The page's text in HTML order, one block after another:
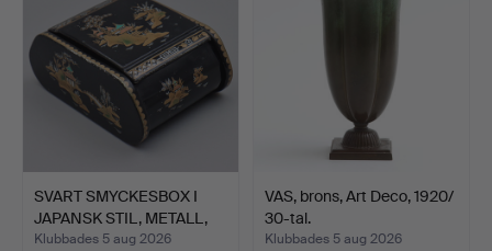
SVART SMYCKESBOX I
JAPANSK STIL, METALL,
G…
Klubbades 5 aug 2026
VAS, brons, Art Deco, 1920/
30-tal.
Klubbades 5 aug 2026